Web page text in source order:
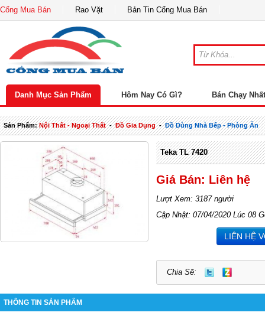
Cổng Mua Bán Rao Vặt Bản Tin Cổng Mua Bán
Danh Mục Sản Phẩm Hôm Nay Có Gì? Bán Chạy Nhất
Sản Phẩm:Nội Thất - Ngoại Thất-Đồ Gia Dụng-Đồ Dùng Nhà Bếp - Phòng Ăn
Teka TL 7420
Giá Bán: Liên hệ
Lượt Xem: 3187 người
Cập Nhật: 07/04/2020 Lúc 08
LIÊN HỆ
Chia Sẽ:
THÔNG TIN SẢN PHẨM